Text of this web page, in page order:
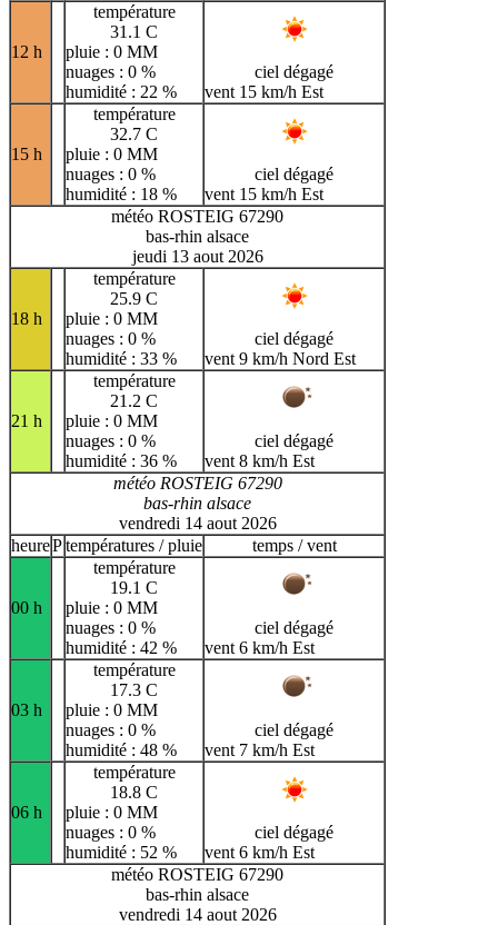
12 h
température
31.1 C
pluie : 0 MM
nuages : 0 %
humidité : 22 %
ciel dégagé
vent 15 km/h Est
15 h
température
32.7 C
pluie : 0 MM
nuages : 0 %
humidité : 18 %
ciel dégagé
vent 15 km/h Est
météo ROSTEIG 67290
bas-rhin alsace
jeudi 13 aout 2026
18 h
température
25.9 C
pluie : 0 MM
nuages : 0 %
humidité : 33 %
ciel dégagé
vent 9 km/h Nord Est
21 h
température
21.2 C
pluie : 0 MM
nuages : 0 %
humidité : 36 %
ciel dégagé
vent 8 km/h Est
météo ROSTEIG 67290
bas-rhin alsace
vendredi 14 aout 2026
heurePtempératures / pluie temps / vent
00 h
température
19.1 C
pluie : 0 MM
nuages : 0 %
humidité : 42 %
ciel dégagé
vent 6 km/h Est
03 h
température
17.3 C
pluie : 0 MM
nuages : 0 %
humidité : 48 %
ciel dégagé
vent 7 km/h Est
06 h
température
18.8 C
pluie : 0 MM
nuages : 0 %
humidité : 52 %
ciel dégagé
vent 6 km/h Est
météo ROSTEIG 67290
bas-rhin alsace
vendredi 14 aout 2026